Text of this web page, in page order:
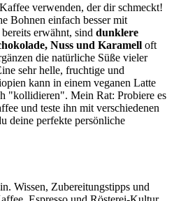
verwenden, der dir schmeckt!
Bohnen einfach besser mit
erwähnt, sind dunklere
Nuss und Karamell oft
die natürliche Süße vieler
sehr helle, fruchtige und
kann in einem veganen Latte
"kollidieren". Mein Rat: Probiere es
und teste ihn mit verschiedenen
deine perfekte persönliche
Wissen, Zubereitungstipps und